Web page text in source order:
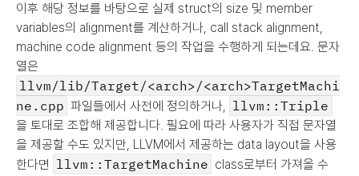
이후 해당 정보를 바탕으로 실제 struct의 size 및 member
variables의 alignment를 계산하거나, call stack alignment,
machine code alignment 등의 작업을 수행하게 되는데요. 문자
llvm/lib/Target/<arch>/<arch>TargetMachi
ne.cpp 파일들에서 사전에 정의하거나, llvm::Triple
을 토대로 조합해 제공합니다. 필요에 따라 사용자가 직접 문자열
을 제공할 수도 있지만, LLVM에서 제공하는 data layout을 사용
한다면 llvm::TargetMachine class로부터 가져올 수